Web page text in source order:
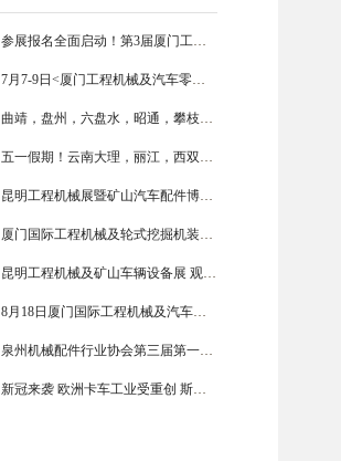
参展报名全面启动！第3届厦门工程机械及轮式挖掘机展｜厦门国际重型卡车配件博览会定档2025年7月18-20日
7月7-9日<厦门工程机械及汽车零部件展暨轮式挖掘机装备博览会>在厦门国际会展中心举办
曲靖，盘州，六盘水，昭通，攀枝花市工程机械市场，6月22日昆明工程机械展暨旷山汽车配件愽览会继续深入宣传推广。
五一假期！云南大理，丽江，西双版纳等地游客挤爆！
昆明工程机械展暨矿山汽车配件博览会前往云南各地州宣传推广。
厦门国际工程机械及轮式挖掘机装备博览会在厦门国际会展中心隆重开幕
昆明工程机械及矿山车辆设备展 观众3天免费酒店登记中
8月18日厦门国际工程机械及汽车零部件展欢迎您！
泉州机械配件行业协会第三届第一次会员大会
新冠来袭 欧洲卡车工业受重创 斯堪尼亚、曼恩、沃尔沃、依维柯、DAF相继宣布停工或减产